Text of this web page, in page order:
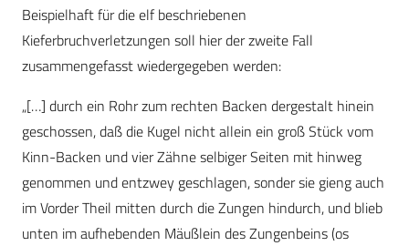
Beispielhaft für die elf beschriebenen
Kieferbruchverletzungen soll hier der zweite Fall
zusammengefasst wiedergegeben werden:
„[…] durch ein Rohr zum rechten Backen dergestalt hinein
geschossen, daß die Kugel nicht allein ein groß Stück vom
Kinn-Backen und vier Zähne selbiger Seiten mit hinweg
genommen und entzwey geschlagen, sonder sie gieng auch
im Vorder Theil mitten durch die Zungen hindurch, und blieb
unten im aufhebenden Mäußlein des Zungenbeins (os